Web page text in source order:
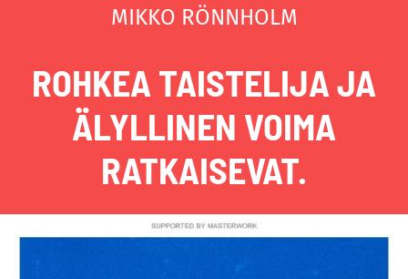
MIKKO RÖNNHOLM
ROHKEA TAISTELIJA JA
ÄLYLLINEN VOIMA
RATKAISEVAT.